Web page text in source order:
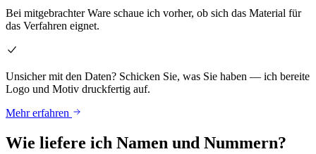
Bei mitgebrachter Ware schaue ich vorher, ob sich das Material für
das Verfahren eignet.
Unsicher mit den Daten? Schicken Sie, was Sie haben — ich bereite
Logo und Motiv druckfertig auf.
Mehr erfahren
Wie liefere ich Namen und Nummern?